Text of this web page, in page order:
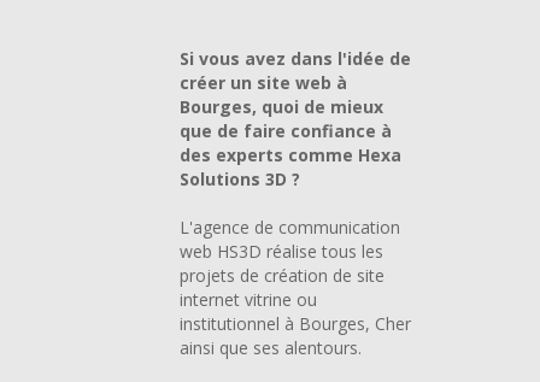
Si vous avez dans l'idée de
créer un site web à
Bourges, quoi de mieux
que de faire confiance à
des experts comme Hexa
Solutions 3D ?
L'agence de communication
web HS3D réalise tous les
projets de création de site
internet vitrine ou
institutionnel à Bourges, Cher
ainsi que ses alentours.